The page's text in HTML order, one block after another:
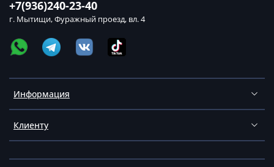
Информация
Клиенту
+7(936)240-23-40
г. Мытищи, Фуражный проезд, вл. 4